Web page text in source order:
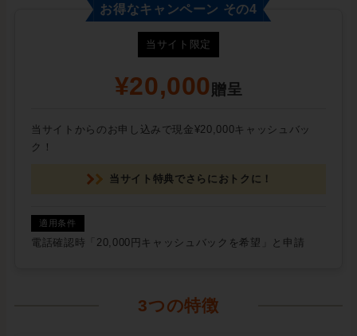
お得なキャンペーン その4
当サイト限定
¥20,000 贈呈
当サイトからのお申し込みで現金¥20,000キャッシュバッ
ク！
当サイト特典でさらにおトクに！
電話確認時「20,000円キャッシュバックを希望」と申請
3つの特徴